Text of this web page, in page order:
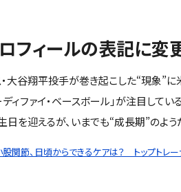
フィールの表記に変
大谷翔平投手が巻き起こした“現象”に
ィファイ・ベースボール」が注目してい
日を迎えるが、いまでも“成長期”のよう
股関節、日頃からできるケアは？ トップトレ